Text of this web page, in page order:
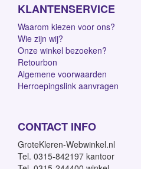
KLANTENSERVICE
Waarom kiezen voor ons?
Wie zijn wij?
Onze winkel bezoeken?
Retourbon
Algemene voorwaarden
Herroepingslink aanvragen
CONTACT INFO
GroteKleren-Webwinkel.nl
Tel. 0315-842197 kantoor